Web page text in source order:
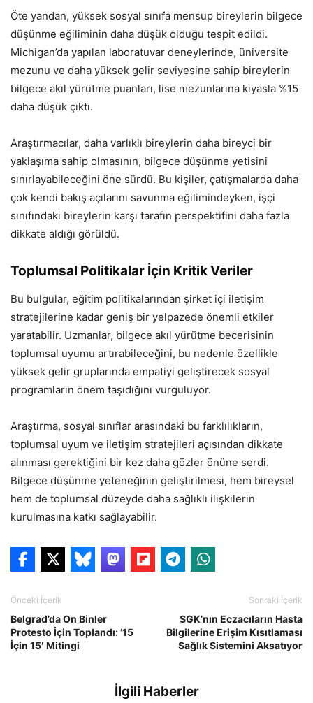
Öte yandan, yüksek sosyal sınıfa mensup bireylerin bilgece
düşünme eğiliminin daha düşük olduğu tespit edildi.
Michigan’da yapılan laboratuvar deneylerinde, üniversite
mezunu ve daha yüksek gelir seviyesine sahip bireylerin
bilgece akıl yürütme puanları, lise mezunlarına kıyasla %15
daha düşük çıktı.
Araştırmacılar, daha varlıklı bireylerin daha bireyci bir
yaklaşıma sahip olmasının, bilgece düşünme yetisini
sınırlayabileceğini öne sürdü. Bu kişiler, çatışmalarda daha
çok kendi bakış açılarını savunma eğilimindeyken, işçi
sınıfındaki bireylerin karşı tarafın perspektifini daha fazla
dikkate aldığı görüldü.
Toplumsal Politikalar İçin Kritik Veriler
Bu bulgular, eğitim politikalarından şirket içi iletişim
stratejilerine kadar geniş bir yelpazede önemli etkiler
yaratabilir. Uzmanlar, bilgece akıl yürütme becerisinin
toplumsal uyumu artırabileceğini, bu nedenle özellikle
yüksek gelir gruplarında empatiyi geliştirecek sosyal
programların önem taşıdığını vurguluyor.
Araştırma, sosyal sınıflar arasındaki bu farklılıkların,
toplumsal uyum ve iletişim stratejileri açısından dikkate
alınması gerektiğini bir kez daha gözler önüne serdi.
Bilgece düşünme yeteneğinin geliştirilmesi, hem bireysel
hem de toplumsal düzeyde daha sağlıklı ilişkilerin
kurulmasına katkı sağlayabilir.
Önceki İçerik
Belgrad’da On Binler
Protesto İçin Toplandı: ’15
İçin 15′ Mitingi
Sonraki İçerik
SGK’nın Eczacıların Hasta
Bilgilerine Erişim Kısıtlaması
Sağlık Sistemini Aksatıyor
İlgili Haberler